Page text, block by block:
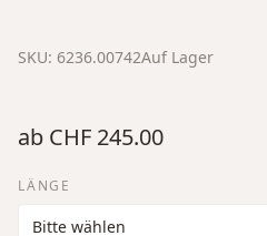
SKU: 6236.00742Auf Lager
ab CHF 245.00
LÄNGE